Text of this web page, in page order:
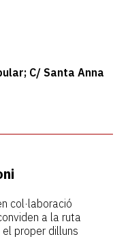
C/ Santa Anna
col·laboració
a la ruta
proper dilluns